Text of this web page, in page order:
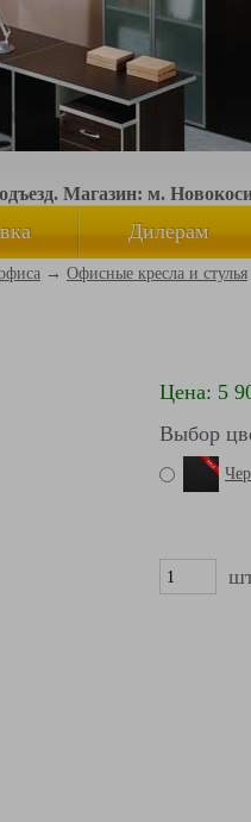
Магазин: м.
Дилерам
→ Офисные кресла и стулья
Цена: 5
Выбор